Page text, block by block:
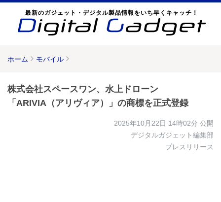
最新のガジェット・デジタル製品情報をいち早くキャッチ！
ホーム モバイル
株式会社スペースワン、水上ドローン
「ARIVIA（アリヴィア）」の商標を正式登録
2025年10月22日 14時02分 公開
デジタルガジェット編集部
プレスリリース